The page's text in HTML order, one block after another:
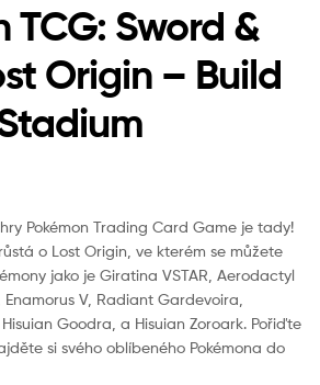
TCG: Sword &
Origin – Build
Pokémon Trading Card Game je tady!
o Lost Origin, ve kterém se můžete
jako je Giratina VSTAR, Aerodactyl
Enamorus V, Radiant Gardevoira,
Goodra, a Hisuian Zoroark. Pořiďte
si svého oblíbeného Pokémona do